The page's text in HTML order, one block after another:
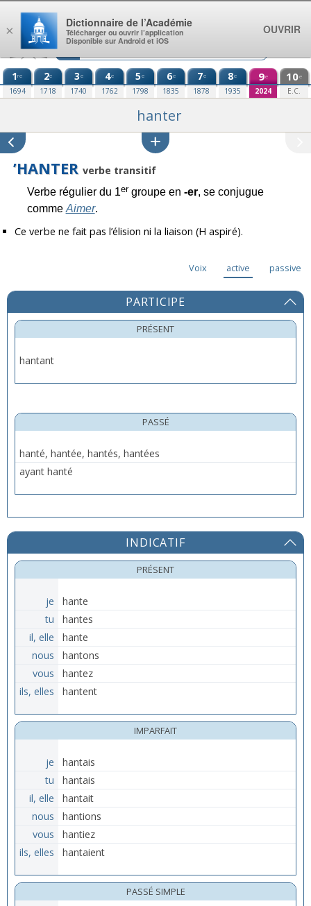
Aller au contenu
1re
1694
2e
1718
3e
1740
4e
1762
5e
1798
6e
1835
7e
1878
8e
1935
9e
2024
10e
E.C.
hanter
’HANTER verbe transitif
Verbe régulier du 1ergroupe en -er, se conjugue
comme Aimer.
Ce verbe ne fait pas l’élision ni la liaison (H aspiré).
Voix active passive
PARTICIPE
PRÉSENT
hantant
PASSÉ
hanté, hantée, hantés, hantées
ayant hanté
INDICATIF
PRÉSENT
je
hante
tu
hantes
il, elle
hante
nous
hantons
vous
hantez
ils, elles
hantent
IMPARFAIT
je
hantais
tu
hantais
il, elle
hantait
nous
hantions
vous
hantiez
ils, elles
hantaient
PASSÉ SIMPLE
×
Dictionnaire de l’Académie
Télécharger ou ouvrir l’application
Disponible sur Android et iOS
OUVRIR